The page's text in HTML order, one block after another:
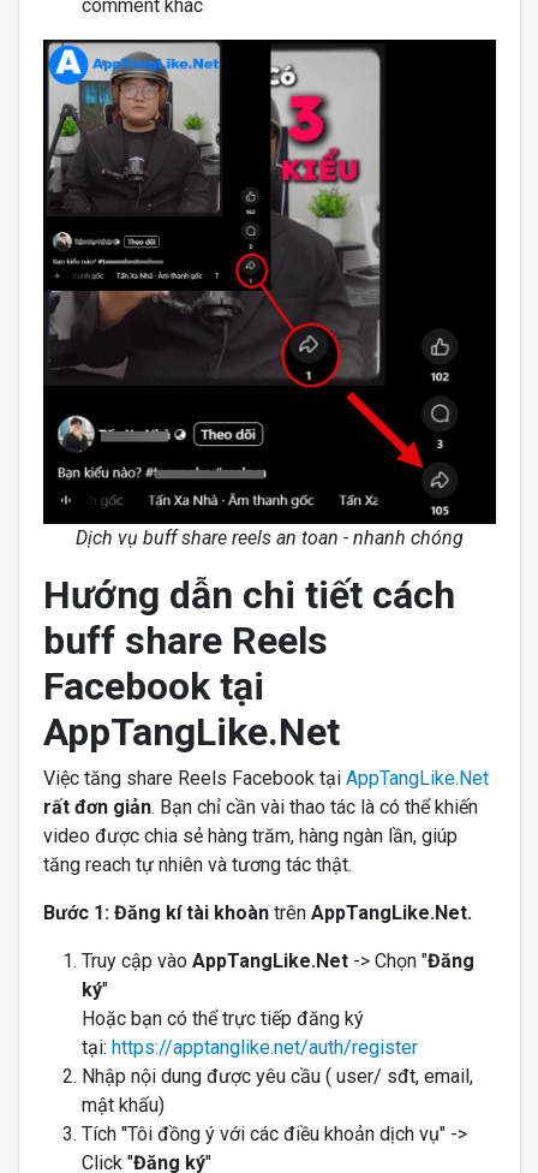
comment khác
Dịch vụ buff share reels an toan - nhanh chóng
Hướng dẫn chi tiết cách
buff share Reels
Facebook tại
AppTangLike.Net
Việc tăng share Reels Facebook tại AppTangLike.Net
rất đơn giản. Bạn chỉ cần vài thao tác là có thể khiến
video được chia sẻ hàng trăm, hàng ngàn lần, giúp
tăng reach tự nhiên và tương tác thật.
Bước 1: Đăng kí tài khoàntrênAppTangLike.Net.
Truy cập vào AppTangLike.Net-> Chọn "Đăng
ký"
Hoặc bạn có thể trực tiếp đăng ký
tại: https://apptanglike.net/auth/register
Nhập nội dung được yêu cầu ( user/ sđt, email,
mật khấu)
Tích "Tôi đồng ý với các điều khoản dịch vụ" ->
Click "Đăng ký"